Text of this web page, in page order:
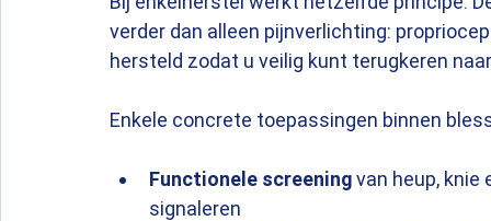
verder dan alleen pijnverlichting:
hersteld zodat u veilig kunt terugkeren
Enkele concrete toepassingen binnen
Functionele screening van heup,
signaleren